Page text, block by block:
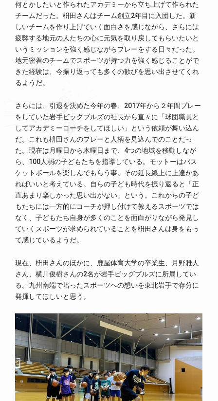
何とかしたいと作られたアカデミーから立ち上げて作られた
チームだった。枡田さんはチーム創立2年目に入団した。新
しいチームを作り上げていく面白さを感じながら、さらには
疲弊する地元の人たちの心に元気を取り戻してもらいたいと
いうミッションを強く感じながらプレーをする日々だった。
地元密着のチームでスポーツが持つ力を強く感じることがで
きた経験は、今振り返っても多くの歓びを思い出させてくれ
るようだ。
さらには、引退を決めた今年の春、2017年から２年間プレー
をしていた岩手ビッグブルズの社長から直々に「球団職員と
してアカデミーコーチをしてほしい」という依頼が舞い込ん
だ。これも枡田さんのプレーと人柄を見込んでのことだっ
た。現在は月曜日から木曜日まで、4つの地域を移動しなが
ら、100人弱の子どもたちを指導している。モットーはバス
ケットボールを楽しんでもらう事。その延長線上に上達があ
ればいいと考えている。自らの子ども時代を振り返ると「正
直あまり楽しかった思い出がない」という。これからの子ど
もたちには一方的にコーチが押し付けて教えるスポーツでは
なく、子どもたち自身が多くのことを面白がりながら発見し
ていくスポーツが求められていることを枡田さんは身をもっ
て感じているようだ。
現在、枡田さんのほかに、鹿屋体育大学の卒業生、月野雅人
さん、横川俊樹さんの2名が岩手ビッグブルズに所属してい
る。九州南端で培ったスポーツへの想いを東北岩手で存分に
発揮してほしいと思う。